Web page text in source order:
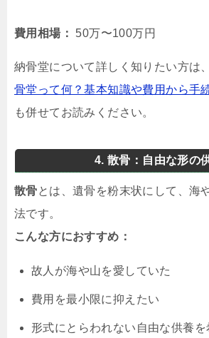
費用相場： 50万〜100万円
納骨堂について詳しく知りたい方は、
骨堂って何？基本知識や費用から手
も併せてお読みください。
4. 散骨：自由な形の
散骨とは、遺骨を粉末状にして、海
法です。
こんな方におすすめ：
故人が海や山を愛していた
費用を最小限に抑えたい
形式にとらわれない自由な供養を